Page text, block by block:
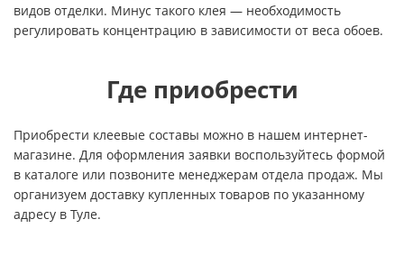
видов отделки. Минус такого клея — необходимость
регулировать концентрацию в зависимости от веса обоев.
Где приобрести
Приобрести клеевые составы можно в нашем интернет-
магазине. Для оформления заявки воспользуйтесь формой
в каталоге или позвоните менеджерам отдела продаж. Мы
организуем доставку купленных товаров по указанному
адресу в Туле.